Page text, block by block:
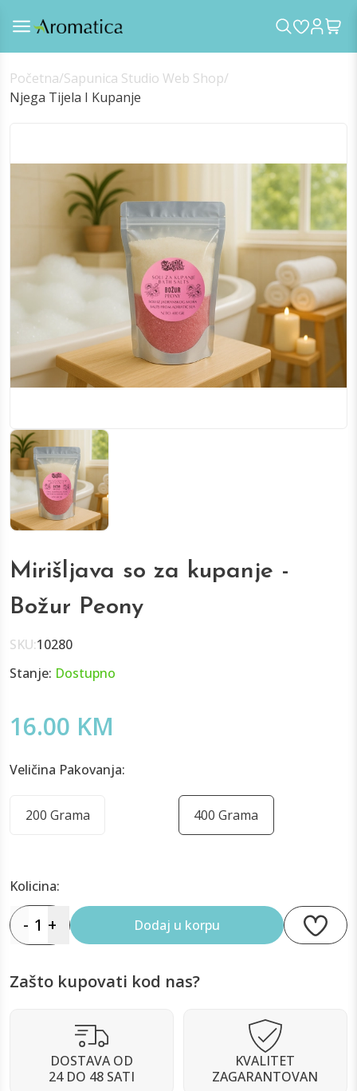
Početna/Sapunica Studio Web Shop/
Njega Tijela I Kupanje
Mirišljava so za kupanje -
Božur Peony
SKU:10280
Stanje: Dostupno
16.00 KM
Veličina Pakovanja:
200 Grama 400 Grama
Kolicina:
- 1 + Dodaj u korpu
Zašto kupovati kod nas?
DOSTAVA OD
24 DO 48 SATI
KVALITET
ZAGARANTOVAN